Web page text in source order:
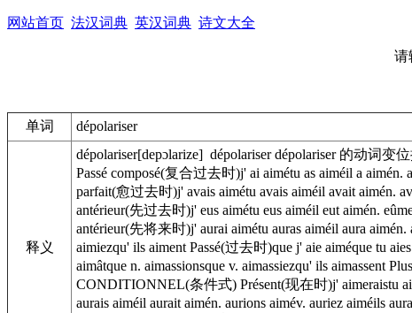
网站首页 法汉词典 英汉词典 诗文大全
请
单词 dépolariser
释义
dépolariser[depɔlarize] dépolariser dépolariser 的动词
Passé composé(复合过去时)j' ai aimétu as aiméil a
parfait(愈过去时)j' avais aimétu avais aiméil avait aimén.
antérieur(先过去时)j' eus aimétu eus aiméil eut aimén.
antérieur(先将来时)j' aurai aimétu auras aiméil aura
aimiezqu' ils aiment Passé(过去时)que j' aie aiméque tu
aimâtque n. aimassionsque v. aimassiezqu' ils aimassent
CONDITIONNEL(条件式) Présent(现在时)j' aimeraistu
aurais aiméil aurait aimén. aurions aimév. auriez aiméils